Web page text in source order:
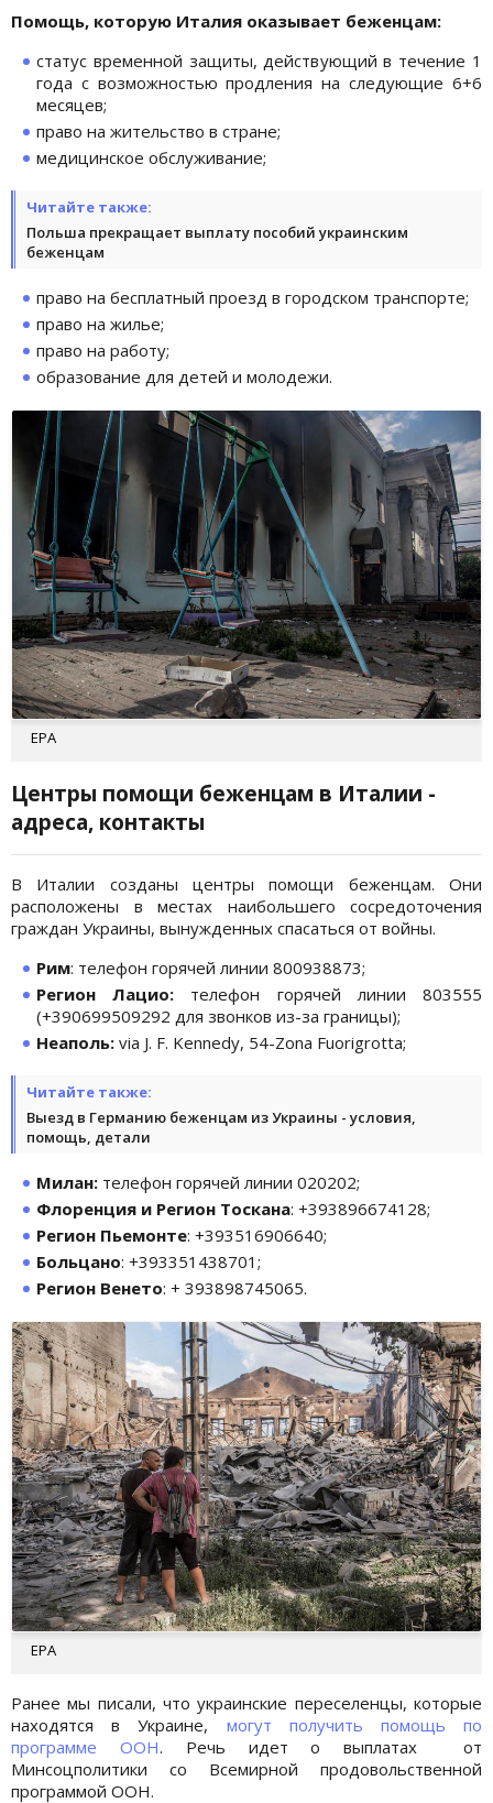
Помощь, которую Италия оказывает беженцам:
статус временной защиты, действующий в течение 1
года с возможностью продления на следующие 6+6
месяцев;
право на жительство в стране;
медицинское обслуживание;
Читайте также:
Польша прекращает выплату пособий украинским
беженцам
право на бесплатный проезд в городском транспорте;
право на жилье;
право на работу;
образование для детей и молодежи.
EPA
Центры помощи беженцам в Италии -
адреса, контакты
В Италии созданы центры помощи беженцам. Они
расположены в местах наибольшего сосредоточения
граждан Украины, вынужденных спасаться от войны.
Рим: телефон горячей линии 800938873;
Регион Лацио: телефон горячей линии 803555
(+390699509292 для звонков из-за границы);
Неаполь: via J. F. Kennedy, 54-Zona Fuorigrotta;
Читайте также:
Выезд в Германию беженцам из Украины - условия,
помощь, детали
Милан: телефон горячей линии 020202;
Флоренция и Регион Тоскана: +393896674128;
Регион Пьемонте: +393516906640;
Больцано: +393351438701;
Регион Венето: + 393898745065.
EPA
Ранее мы писали, что украинские переселенцы, которые
находятся в Украине, могут получить помощь по
программе ООН. Речь идет о выплатах от
Минсоцполитики со Всемирной продовольственной
программой ООН.